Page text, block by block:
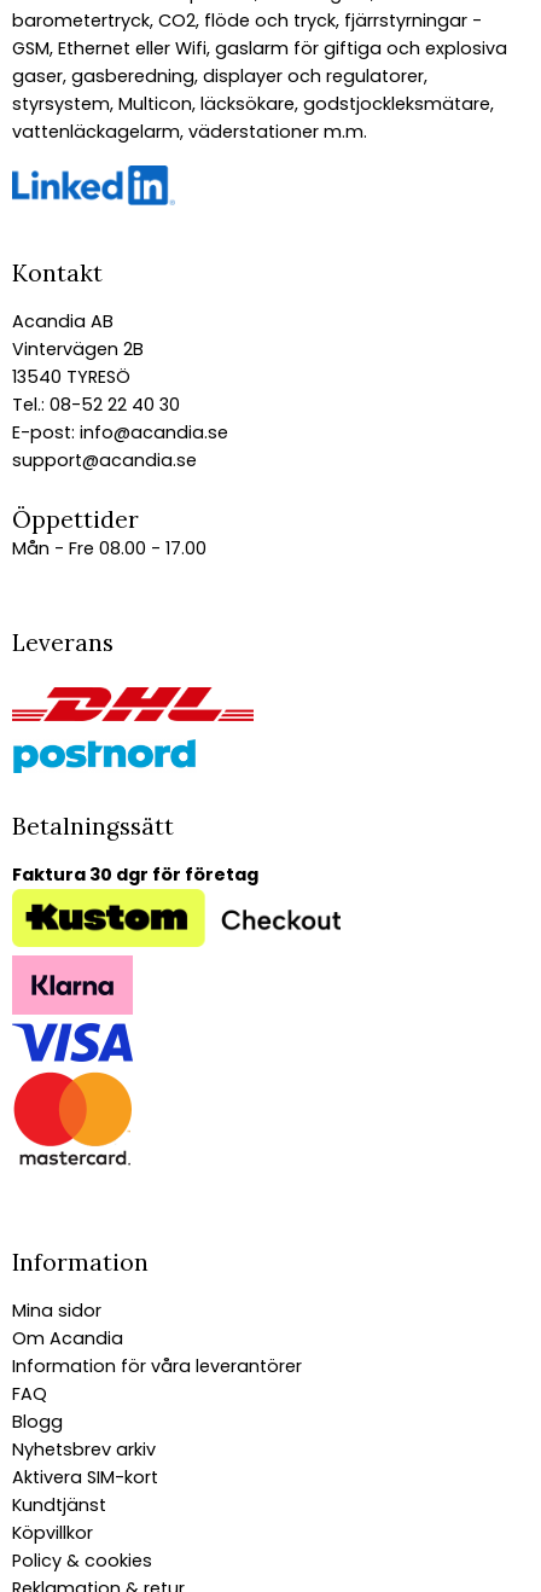
barometertryck, CO2, flöde och tryck, fjärrstyrningar -
GSM, Ethernet eller Wifi, gaslarm för giftiga och explosiva
gaser, gasberedning, displayer och regulatorer,
styrsystem, Multicon, läcksökare, godstjockleksmätare,
vattenläckagelarm, väderstationer m.m.
Kontakt
Acandia AB
Vintervägen 2B
13540 TYRESÖ
Tel.: 08-52 22 40 30
E-post: info@acandia.se
support@acandia.se
Öppettider
Mån - Fre 08.00 - 17.00
Leverans
Betalningssätt
Faktura 30 dgr för företag
Information
Mina sidor
Om Acandia
Information för våra leverantörer
FAQ
Blogg
Nyhetsbrev arkiv
Aktivera SIM-kort
Kundtjänst
Köpvillkor
Policy & cookies